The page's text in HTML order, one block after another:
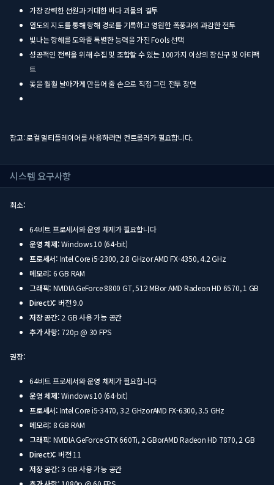
가장 강력한 선원과 거대한 바다 괴물의 결투
열도의 지도를 통해 항해 경로를 기록하고 영원한 폭풍과의 과감한 전투
빛나는 항해를 도와줄 특별한 능력을 가진 Fools 선택
성공적인 전략을 위해 수집 및 조합할 수 있는 100가지 이상의 장신구 및 아티팩
트
돛을 훨훨 날아가게 만들어 줄 손으로 직접 그린 전투 장면
참고: 로컬 멀티플레이어를 사용하려면 컨트롤러가 필요합니다.
시스템 요구사항
최소:
64비트 프로세서와 운영 체제가 필요합니다
운영 체제:Windows 10 (64-bit)
프로세서: Intel Core i5-2300, 2.8 GHzor AMD FX-4350, 4.2 GHz
메모리: 6 GB RAM
그래픽: NVIDIA GeForce 8800 GT, 512 MBor AMD Radeon HD 6570, 1 GB
DirectX: 버전 9.0
저장 공간: 2 GB 사용 가능 공간
추가 사항: 720p @ 30 FPS
권장:
64비트 프로세서와 운영 체제가 필요합니다
운영 체제:Windows 10 (64-bit)
프로세서: Intel Core i5-3470, 3.2 GHzorAMD FX-6300, 3.5 GHz
메모리: 8 GB RAM
그래픽: NVIDIA GeForce GTX 660Ti, 2 GBorAMD Radeon HD 7870, 2 GB
DirectX: 버전 11
저장 공간:3 GB 사용 가능 공간